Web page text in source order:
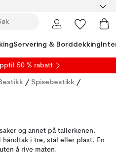
Servering & Borddekking
50 % rabatt
/ Spisebestikk /
og annet på tallerkenen.
i tre, stål eller plast. En
å rive maten.